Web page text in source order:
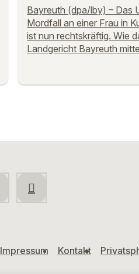
Bayreuth (dpa/lby) – Das
Mordfall an einer Frau in
ist nun rechtskräftig. Wie
Landgericht Bayreuth
Impressum Kontakt